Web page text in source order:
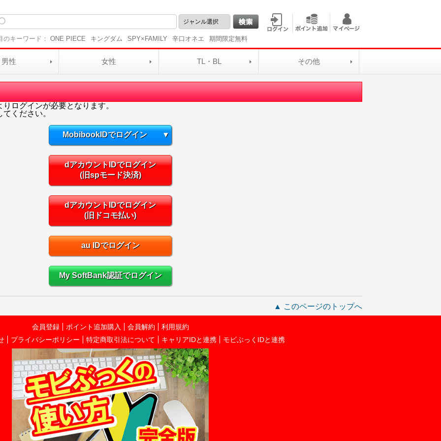
のキーワード： ONE PIECE キングダム SPY×FAMILY 辛口オネエ 期間限定無料
男性 女性 TL・BL その他
ログインが必要となります。
ください。
MobibookIDでログイン ▼
dアカウントIDでログイン
(旧spモード決済)
dアカウントIDでログイン
(旧ドコモ払い)
au IDでログイン
My SoftBank認証でログイン
▲ このページのトップへ
会員登録 ポイント追加購入 会員解約
利用規約
プライバシーポリシー 特定商取引法について キャリアIDと連携 モビぶっくIDと連携